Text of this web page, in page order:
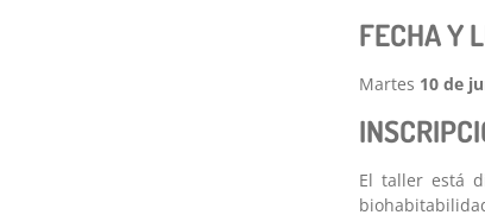
FECHA Y
Martes 10 de
El taller está